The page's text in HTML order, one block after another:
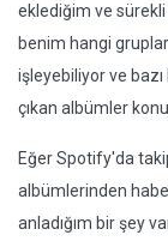
eklediğim ve
benim hangi
işleyebiliyor ve
çıkan albümler
Eğer Spotify'da
albümlerinden
anladığım bir şey